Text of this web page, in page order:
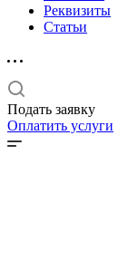
Реквизиты
Статьи
Подать заявку
Оплатить услуги